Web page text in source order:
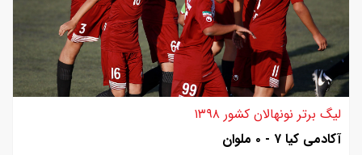
لیگ برتر نونهالان کشور ۱۳۹۸
آکادمی کیا ۷ - ۰ ملوان